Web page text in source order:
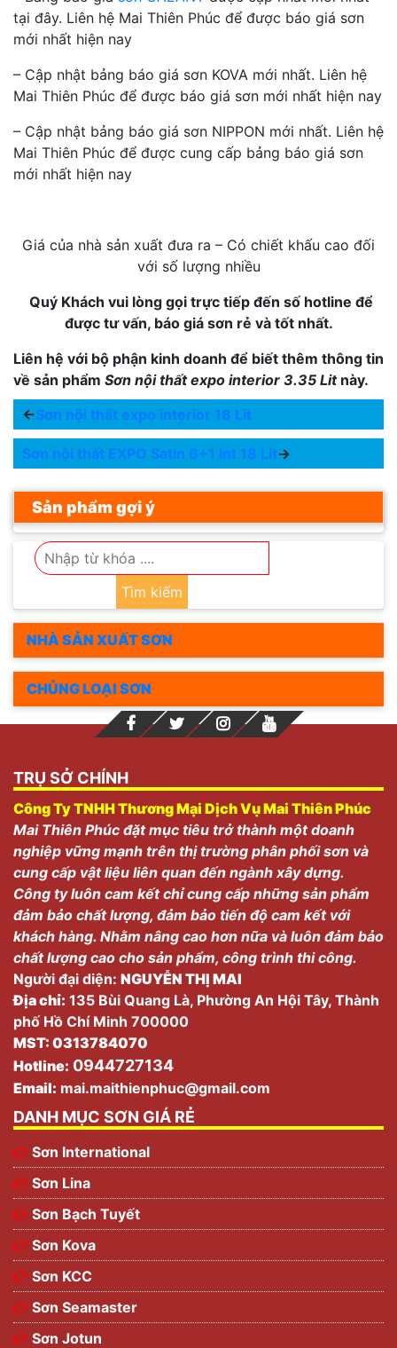
tại đây. Liên hệ Mai Thiên Phúc để được báo giá sơn
mới nhất hiện nay
– Cập nhật bảng báo giá sơn KOVA mới nhất. Liên hệ
Mai Thiên Phúc để được báo giá sơn mới nhất hiện nay
– Cập nhật bảng báo giá sơn NIPPON mới nhất. Liên hệ
Mai Thiên Phúc để được cung cấp bảng báo giá sơn
mới nhất hiện nay
Giá của nhà sản xuất đưa ra – Có chiết khấu cao đối
với số lượng nhiều
Quý Khách vui lòng gọi trực tiếp đến số hotline để
được tư vấn, báo giá sơn rẻ và tốt nhất.
Liên hệ với bộ phận kinh doanh để biết thêm thông tin
về sản phẩm Sơn nội thất expo interior 3.35 Litnày.
←Sơn nội thất expo interior 18 Lit
Sơn nội thất EXPO Satin 6+1 Int 18 Lit→
Sản phẩm gợi ý
Tìm kiếm
NHÀ SẢN XUẤT SƠN
CHỦNG LOẠI SƠN
TRỤ SỞ CHÍNH
Công Ty TNHH Thương Mại Dịch Vụ Mai Thiên Phúc
Mai Thiên Phúc đặt mục tiêu trở thành một doanh
nghiệp vững mạnh trên thị trường phân phối sơn và
cung cấp vật liệu liên quan đến ngành xây dựng.
Công ty luôn cam kết chỉ cung cấp những sản phẩm
đảm bảo chất lượng, đảm bảo tiến độ cam kết với
khách hàng. Nhằm nâng cao hơn nữa và luôn đảm bảo
chất lượng cao cho sản phẩm, công trình thi công.
Người đại diện: NGUYỄN THỊ MAI
Địa chỉ: 135 Bùi Quang Là, Phường An Hội Tây, Thành
phố Hồ Chí Minh 700000
MST: 0313784070
Hotline: 0944727134
Email: mai.maithienphuc@gmail.com
DANH MỤC SƠN GIÁ RẺ
Sơn International
Sơn Lina
Sơn Bạch Tuyết
Sơn Kova
Sơn KCC
Sơn Seamaster
Sơn Jotun